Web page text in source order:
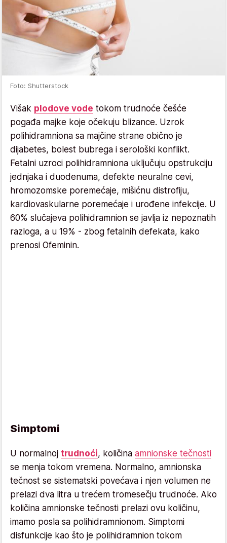
Foto: Shutterstock
Višak plodove vode tokom trudnoće češće
pogađa majke koje očekuju blizance. Uzrok
polihidramniona sa majčine strane obično je
dijabetes, bolest bubrega i serološki konflikt.
Fetalni uzroci polihidramniona uključuju opstrukciju
jednjaka i duodenuma, defekte neuralne cevi,
hromozomske poremećaje, mišićnu distrofiju,
kardiovaskularne poremećaje i urođene infekcije. U
60% slučajeva polihidramnion se javlja iz nepoznatih
razloga, a u 19% - zbog fetalnih defekata, kako
prenosi Ofeminin.
Simptomi
U normalnoj trudnoći, količina amnionske tečnosti
se menja tokom vremena. Normalno, amnionska
tečnost se sistematski povećava i njen volumen ne
prelazi dva litra u trećem tromesečju trudnoće. Ako
količina amnionske tečnosti prelazi ovu količinu,
imamo posla sa polihidramnionom. Simptomi
disfunkcije kao što je polihidramnion tokom